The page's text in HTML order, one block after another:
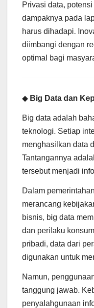
Privasi data,
dampaknya pada
harus dihadapi.
diimbangi dengan
optimal bagi
◆ Big Data dan
Big data adalah
teknologi. Setiap
menghasilkan data
Tantangannya
tersebut menjadi
Dalam
merancang
bisnis, big data
dan perilaku
pribadi, data dari
digunakan untuk
Namun,
tanggung jawab.
penyalahgunaan